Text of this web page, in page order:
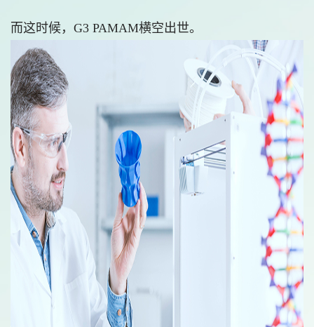
而这时候，G3 PAMAM横空出世。